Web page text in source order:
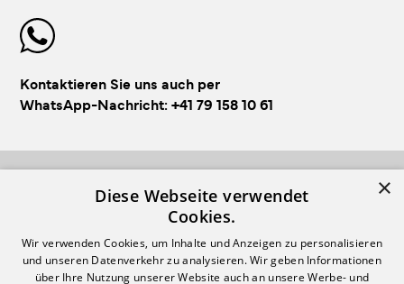
Kontaktieren Sie uns auch per
WhatsApp-Nachricht: +41 79 158 10 61
FOLLOW US! ×
Diese Webseite verwendet
Cookies.
Wir verwenden Cookies, um Inhalte und Anzeigen zu personalisieren
und unseren Datenverkehr zu analysieren. Wir geben Informationen
über Ihre Nutzung unserer Website auch an unsere Werbe- und